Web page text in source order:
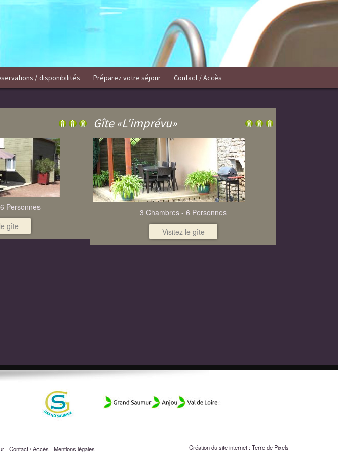
/ disponibilités Préparez votre séjour Contact / Accès
Personnes
gîte
Gîte «L'imprévu»
3 Chambres - 6 Personnes
Visitez le gîte
Contact / Accès Mentions légales Création du site internet :Terre de Pixels